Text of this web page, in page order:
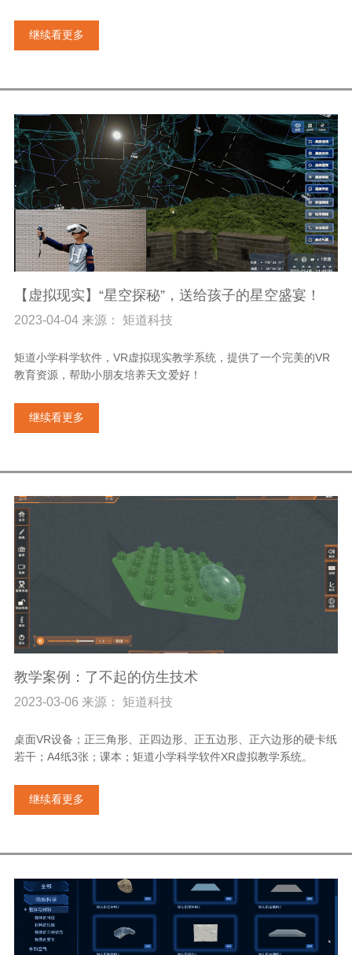
继续看更多
【虚拟现实】“星空探秘”，送给孩子的星空盛宴！
2023-04-04 来源： 矩道科技
矩道小学科学软件，VR虚拟现实教学系统，提供了一个完美的VR
教育资源，帮助小朋友培养天文爱好！
继续看更多
教学案例：了不起的仿生技术
2023-03-06 来源： 矩道科技
桌面VR设备；正三角形、正四边形、正五边形、正六边形的硬卡纸
若干；A4纸3张；课本；矩道小学科学软件XR虚拟教学系统。
继续看更多